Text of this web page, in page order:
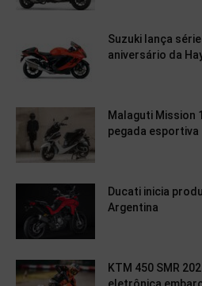
Suzuki lança
aniversário da
Malaguti Mission
pegada esportiva
Ducati inicia
Argentina
KTM 450 SMR